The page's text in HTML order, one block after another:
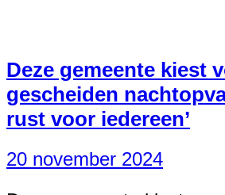
Deze gemeente kiest
gescheiden
rust voor iedereen’
20 november 2024